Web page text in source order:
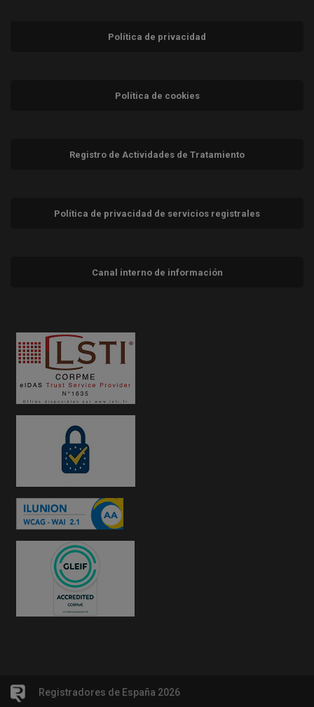
Política de privacidad
Política de cookies
Registro de Actividades de Tratamiento
Política de privacidad de servicios registrales
Canal interno de información
Registradores de España 2026